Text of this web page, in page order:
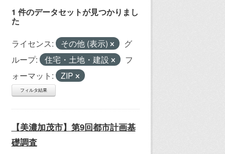
1 件のデータセットが見つかりまし
た
ライセンス: その他 (表示)
グ
ループ:
住宅・土地・建設
フ
ォーマット:
ZIP
フィルタ結果
【美濃加茂市】第9回都市計画基
礎調査